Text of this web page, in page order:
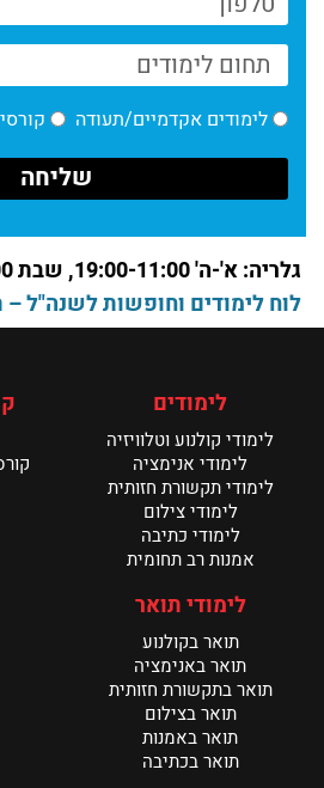
חדשות המחלקה לתקשורת
קרא עוד >
גוליבר
קרא עוד >
תערוכת הבוגרים של מנשר
קרא עוד >
לימודים אקדמיים/תעודה
גלריה: א'-ה' 19:00-11:00, שבת 14:00-11:00
לוח לימודים וחופשות לשנה"ל
לימודים
לימודי קולנוע וטלוויזיה
לימודי אנימציה
לימודי תקשורת חזותית
לימודי צילום
לימודי כתיבה
אמנות רב תחומית
לימודי תואר
תואר בקולנוע
תואר באנימציה
תואר בתקשורת חזותית
תואר בצילום
תואר באמנות
תואר בכתיבה